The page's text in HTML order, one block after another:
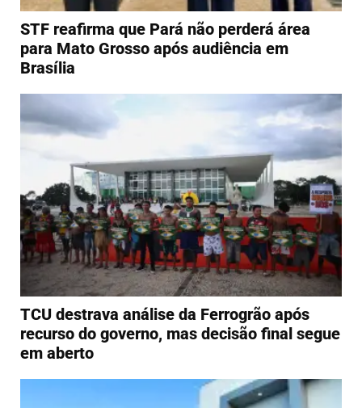
STF reafirma que Pará não perderá área
para Mato Grosso após audiência em
Brasília
TCU destrava análise da Ferrogrão após
recurso do governo, mas decisão final segue
em aberto